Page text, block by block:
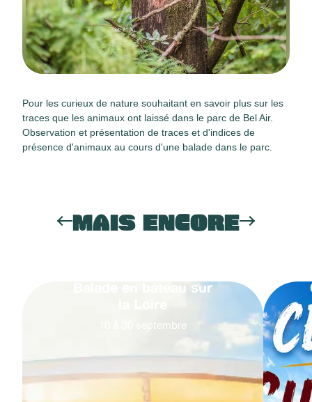
Pour les curieux de nature souhaitant en savoir plus sur les
traces que les animaux ont laissé dans le parc de Bel Air.
Observation et présentation de traces et d'indices de
présence d'animaux au cours d'une balade dans le parc.
MAIS ENCORE
Balade en bateau sur
septembre